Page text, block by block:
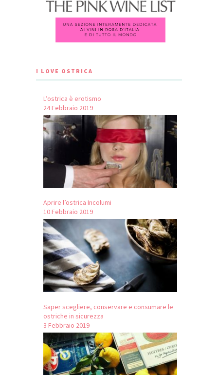
I LOVE OSTRICA
L’ostrica è erotismo
24 Febbraio 2019
Aprire l’ostrica Incolumi
10 Febbraio 2019
Saper scegliere, conservare e consumare le
ostriche in sicurezza
3 Febbraio 2019